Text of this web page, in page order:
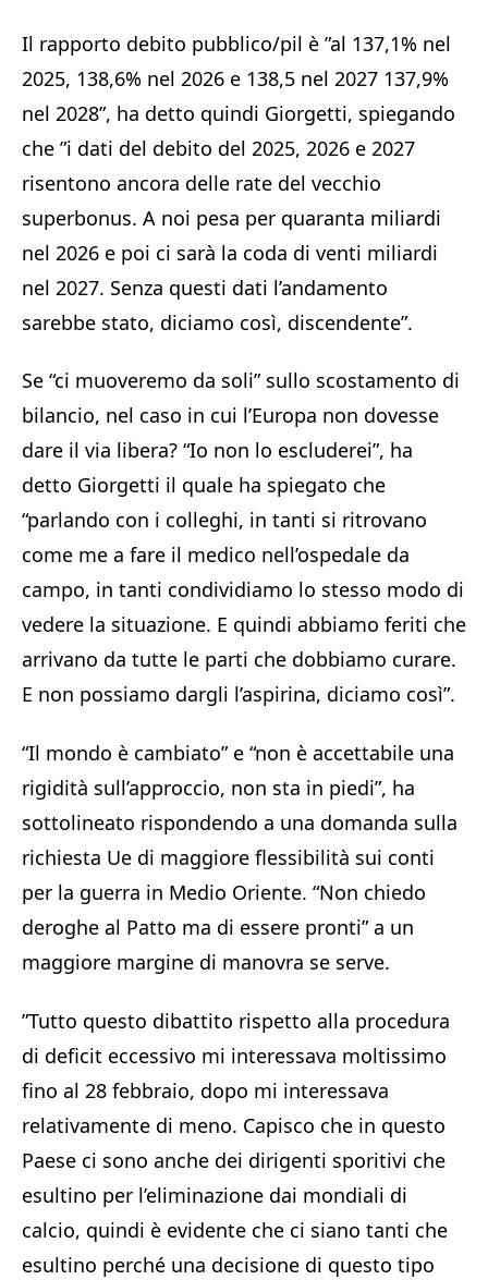
Il rapporto debito pubblico/pil è ”al 137,1% nel
2025, 138,6% nel 2026 e 138,5 nel 2027 137,9%
nel 2028”, ha detto quindi Giorgetti, spiegando
che ”i dati del debito del 2025, 2026 e 2027
risentono ancora delle rate del vecchio
superbonus. A noi pesa per quaranta miliardi
nel 2026 e poi ci sarà la coda di venti miliardi
nel 2027. Senza questi dati l’andamento
sarebbe stato, diciamo così, discendente”.
Se “ci muoveremo da soli” sullo scostamento di
bilancio, nel caso in cui l’Europa non dovesse
dare il via libera? “Io non lo escluderei”, ha
detto Giorgetti il quale ha spiegato che
“parlando con i colleghi, in tanti si ritrovano
come me a fare il medico nell’ospedale da
campo, in tanti condividiamo lo stesso modo di
vedere la situazione. E quindi abbiamo feriti che
arrivano da tutte le parti che dobbiamo curare.
E non possiamo dargli l’aspirina, diciamo così”.
“Il mondo è cambiato” e “non è accettabile una
rigidità sull’approccio, non sta in piedi”, ha
sottolineato rispondendo a una domanda sulla
richiesta Ue di maggiore flessibilità sui conti
per la guerra in Medio Oriente. “Non chiedo
deroghe al Patto ma di essere pronti” a un
maggiore margine di manovra se serve.
”Tutto questo dibattito rispetto alla procedura
di deficit eccessivo mi interessava moltissimo
fino al 28 febbraio, dopo mi interessava
relativamente di meno. Capisco che in questo
Paese ci sono anche dei dirigenti sporitivi che
esultino per l’eliminazione dai mondiali di
calcio, quindi è evidente che ci siano tanti che
esultino perché una decisione di questo tipo